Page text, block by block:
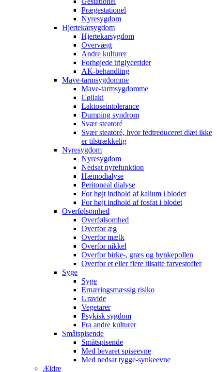
Prægestationel
Nyresygdom
Hjertekarsygdom
Hjertekarsygdom
Overvægt
Andre kulturer
Forhøjede triglycerider
AK-behandling
Mave-tarmsygdomme
Mave-tarmsygdomme
Cøliaki
Laktoseintolerance
Dumping syndrom
Svær steatoré
Svær steatoré, hvor fedtreduceret diæt ikke
er tilstrækkelig
Nyresygdom
Nyresygdom
Nedsat nyrefunktion
Hæmodialyse
Peritoneal dialyse
For højt indhold af kalium i blodet
For højt indhold af fosfat i blodet
Overfølsomhed
Overfølsomhed
Overfor æg
Overfor mælk
Overfor nikkel
Overfor birke-, græs og bynkepollen
Overfor et eller flere tilsatte farvestoffer
Syge
Syge
Ernæringsmæssig risiko
Gravide
Vegetarer
Psykisk sygdom
Fra andre kulturer
Småtspisende
Småtspisende
Med bevaret spiseevne
Med nedsat tygge-synkeevne
Ældre